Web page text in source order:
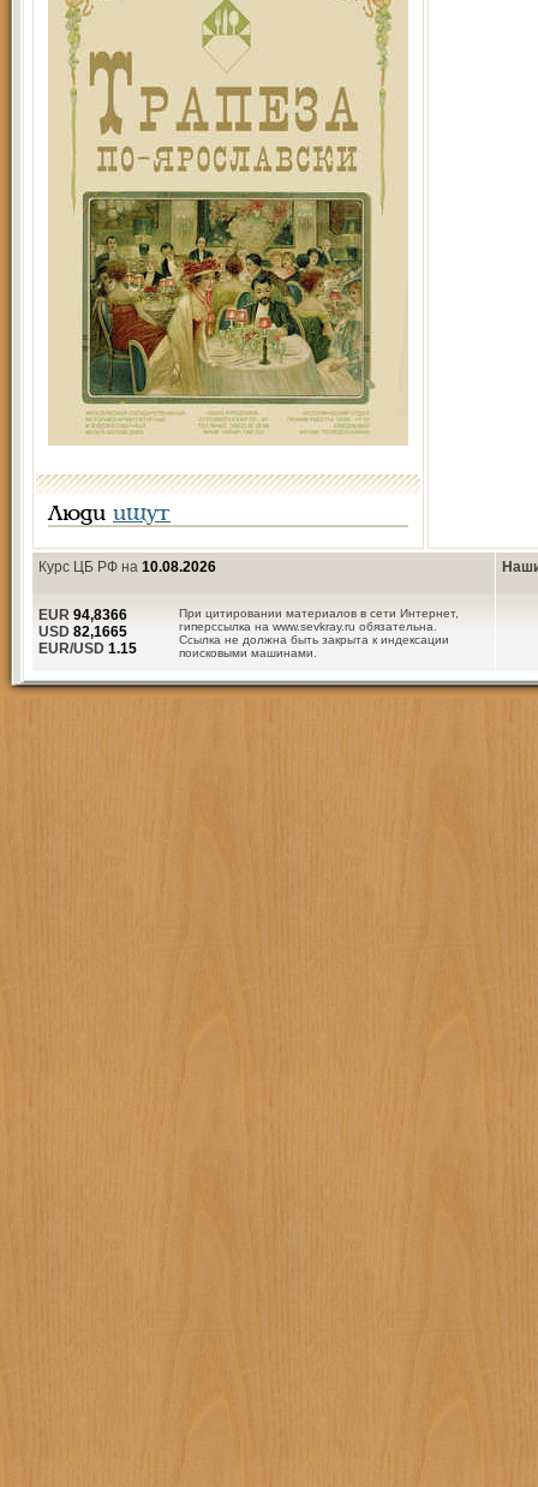
Люди ищут
Курс ЦБ РФ на 10.08.2026
При цитировании материалов в сети Интернет,
гиперссылка на www.sevkray.ru обязательна.
Ссылка не должна быть закрыта к индексации
поисковыми машинами.
EUR 94,8366
USD 82,1665
EUR/USD 1.15